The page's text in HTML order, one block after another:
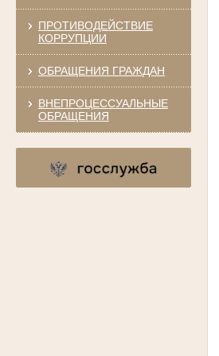
ПРОТИВОДЕЙСТВИЕ
КОРРУПЦИИ
ОБРАЩЕНИЯ ГРАЖДАН
ВНЕПРОЦЕССУАЛЬНЫЕ
ОБРАЩЕНИЯ